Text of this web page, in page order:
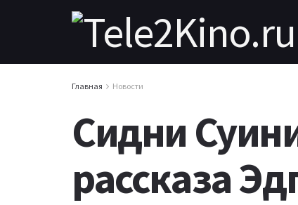
Главная Новости
Сидни
рассказа